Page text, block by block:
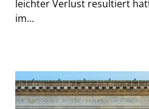
leichter Verlust resultiert
im...